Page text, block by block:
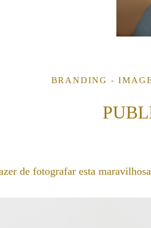
BRANDING -
de fotografar esta